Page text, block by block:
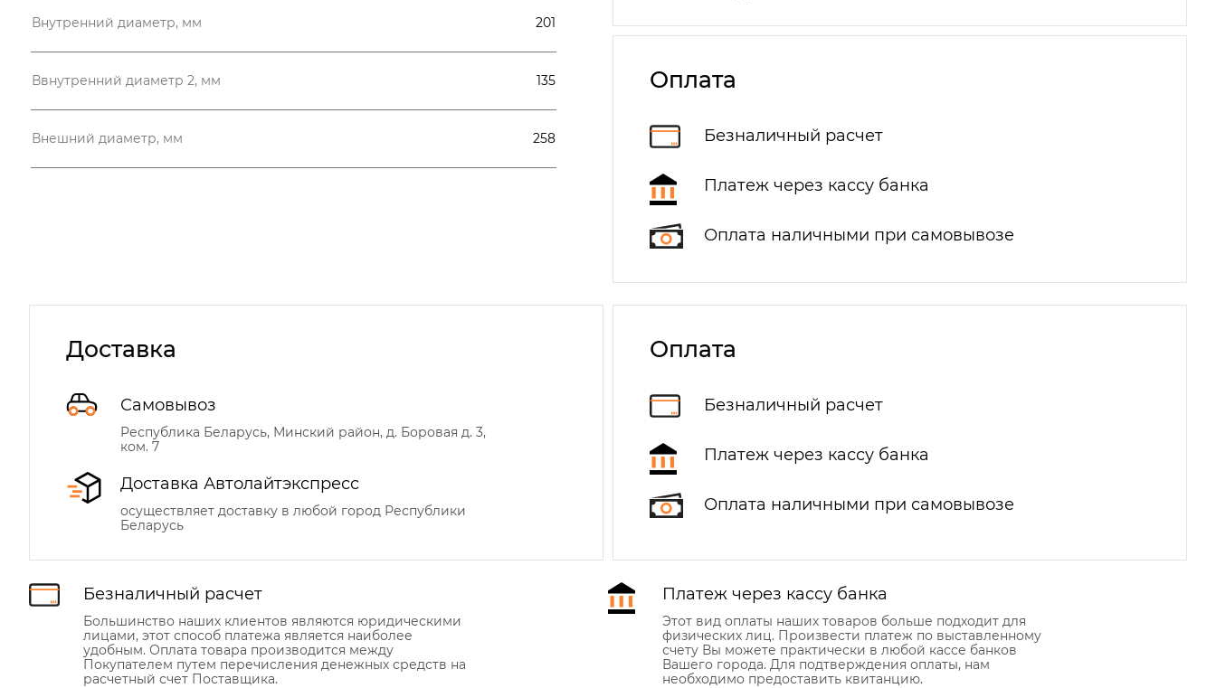
Внутренний диаметр, мм 201
Ввнутренний диаметр 2, мм 135
Внешний диаметр, мм 258
Оплата
Безналичный расчет
Платеж через кассу банка
Оплата наличными при самовывозе
Доставка
Самовывоз
Республика Беларусь, Минский район, д. Боровая д. 3,
ком. 7
Доставка Автолайтэкспресс
осуществляет доставку в любой город Республики
Беларусь
Оплата
Безналичный расчет
Платеж через кассу банка
Оплата наличными при самовывозе
Безналичный расчет
Большинство наших клиентов являются юридическими
лицами, этот способ платежа является наиболее
удобным. Оплата товара производится между
Покупателем путем перечисления денежных средств на
расчетный счет Поставщика.
Платеж через кассу банка
Этот вид оплаты наших товаров больше подходит для
физических лиц. Произвести платеж по выставленному
счету Вы можете практически в любой кассе банков
Вашего города. Для подтверждения оплаты, нам
необходимо предоставить квитанцию.